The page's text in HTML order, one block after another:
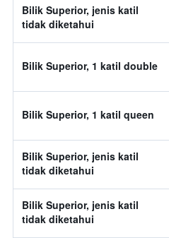
Bilik Superior, jenis katil
tidak diketahui
Bilik Superior, 1 katil double
Bilik Superior, 1 katil queen
Bilik Superior, jenis katil
tidak diketahui
Bilik Superior, jenis katil
tidak diketahui